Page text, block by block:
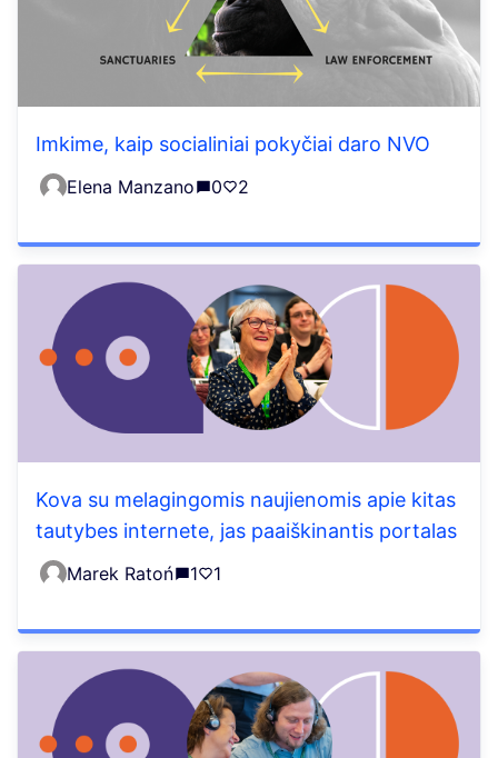
Imkime, kaip socialiniai pokyčiai daro NVO
Elena Manzano 0 2
Kova su melagingomis naujienomis apie kitas
tautybes internete, jas paaiškinantis portalas
Marek Ratoń 1 1